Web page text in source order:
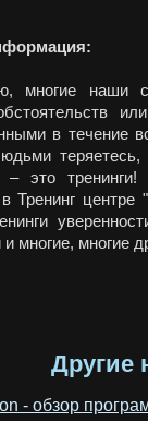
многие наши
в течение
теряетесь,
– это
Тренинг центре
многие, многие
Другие
- обзор